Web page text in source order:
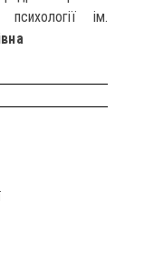
ім.